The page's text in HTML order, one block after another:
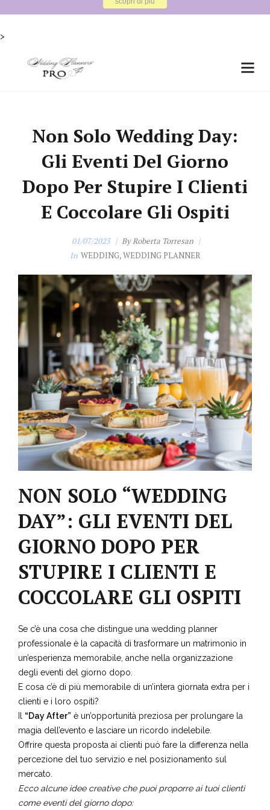
Non Solo Wedding Day:
Gli Eventi Del Giorno
Dopo Per Stupire I Clienti
E Coccolare Gli Ospiti
01/07/2025 ByRoberta Torresan
NON SOLO “WEDDING
DAY”: GLI EVENTI DEL
GIORNO DOPO PER
STUPIRE I CLIENTI E
COCCOLARE GLI OSPITI
Se c’è una cosa che distingue unawedding planner
professionale è la capacità di trasformare un matrimonio in
un’esperienza memorabile, anche nella organizzazione
degli eventi del giorno dopo.
E cosa c’è di più memorabile di un’intera giornata extra per i
clienti e i loro ospiti?
Il“Day After”è un’opportunità preziosa per prolungare la
magia dell’evento e lasciare un ricordo indelebile.
Offrire questa proposta ai clienti può fare la differenza nella
percezione del tuo servizio e nel posizionamento sul
mercato.
Ecco alcune idee creative che puoi proporre ai tuoi clienti